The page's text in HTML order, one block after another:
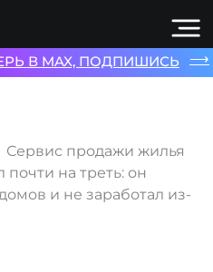
Сервис продажи жилья
на треть: он
и не заработал из-